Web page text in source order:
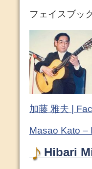
フェイスブッ
加藤 雅夫 |
Masao Kato –
Hibari